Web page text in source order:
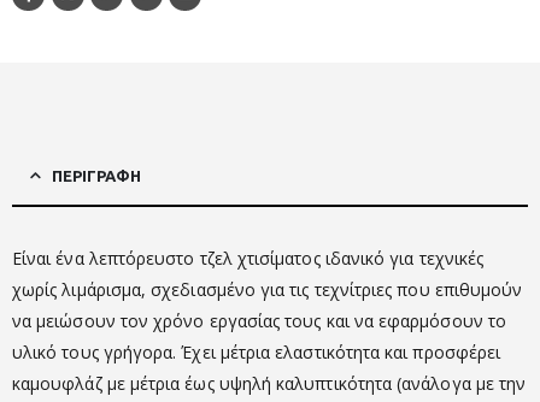
ΠΕΡΙΓΡΑΦΉ
Είναι ένα λεπτόρευστο τζελ χτισίματος ιδανικό για τεχνικές
χωρίς λιμάρισμα, σχεδιασμένο για τις τεχνίτριες που επιθυμούν
να μειώσουν τον χρόνο εργασίας τους και να εφαρμόσουν το
υλικό τους γρήγορα. Έχει μέτρια ελαστικότητα και προσφέρει
καμουφλάζ με μέτρια έως υψηλή καλυπτικότητα (ανάλογα με την